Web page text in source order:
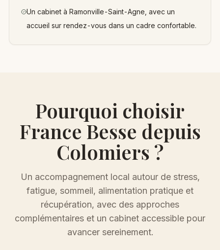
Un cabinet à Ramonville-Saint-Agne, avec un
accueil sur rendez-vous dans un cadre confortable.
Pourquoi choisir
France Besse depuis
Colomiers ?
Un accompagnement local autour de stress,
fatigue, sommeil, alimentation pratique et
récupération, avec des approches
complémentaires et un cabinet accessible pour
avancer sereinement.